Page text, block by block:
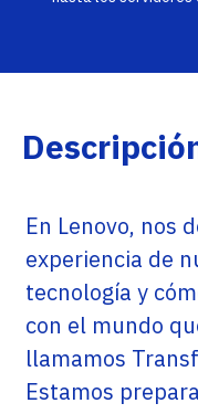
En Lenovo, nos
experiencia de
tecnología y
con el mundo
llamamos
Estamos